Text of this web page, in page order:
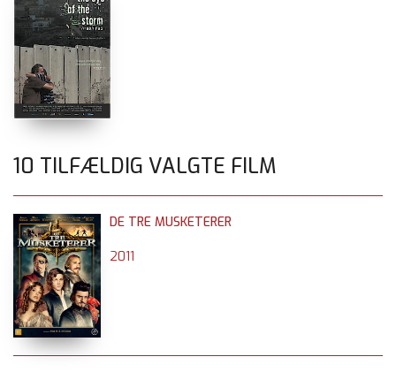
10 TILFÆLDIG VALGTE FILM
DE TRE MUSKETERER
2011